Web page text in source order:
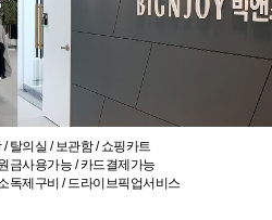
탈의실 / 보관함 / 쇼핑카트
금사용가능 / 카드결제가능
독제구비 / 드라이브픽업서비스